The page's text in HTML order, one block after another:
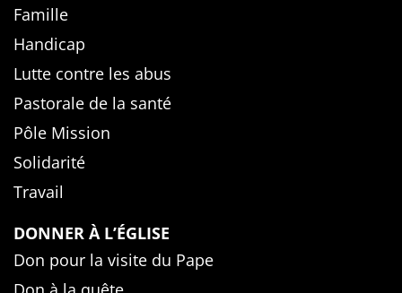
Famille
Handicap
Lutte contre les abus
Pastorale de la santé
Pôle Mission
Solidarité
Travail
DONNER À L’ÉGLISE
Don pour la visite du Pape